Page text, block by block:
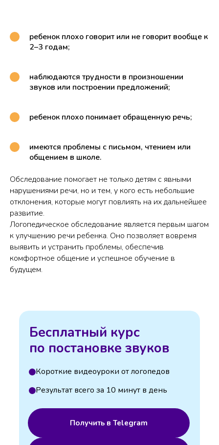
ребенок плохо говорит или не говорит вообще к
2–3 годам;
наблюдаются трудности в произношении
звуков или построении предложений;
ребенок плохо понимает обращенную речь;
имеются проблемы с письмом, чтением или
общением в школе.
Обследование помогает не только детям с явными
нарушениями речи, но и тем, у кого есть небольшие
отклонения, которые могут повлиять на их дальнейшее
развитие.
Логопедическое обследование является первым шагом
к улучшению речи ребенка. Оно позволяет вовремя
выявить и устранить проблемы, обеспечив
комфортное общение и успешное обучение в
будущем.
Бесплатный курс
по постановке звуков
Получить в Telegram
Результат всего за 10 минут в день
Короткие видеоуроки от логопедов